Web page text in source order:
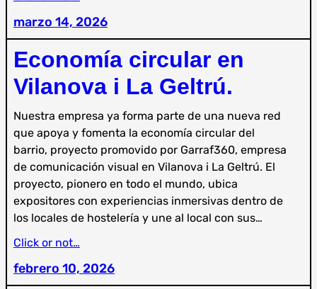
marzo 14, 2026
Economía circular en
Vilanova i La Geltrú.
Nuestra empresa ya forma parte de una nueva red
que apoya y fomenta la economía circular del
barrio, proyecto promovido por Garraf360, empresa
de comunicación visual en Vilanova i La Geltrú. El
proyecto, pionero en todo el mundo, ubica
expositores con experiencias inmersivas dentro de
los locales de hostelería y une al local con sus…
Click or not…
febrero 10, 2026